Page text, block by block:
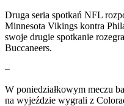
Druga seria spotkań NFL
Minnesota Vikings kontra
swoje drugie spotkanie
Buccaneers.
–
W poniedziałkowym meczu
na wyjeździe wygrali z